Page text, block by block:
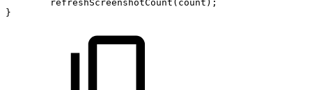
refreshScreenshotCount ( count ) ;
}